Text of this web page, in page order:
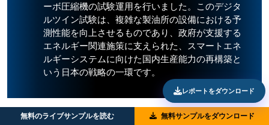
ーボ圧縮機の試験運用を行いました。このデジタ
ルツイン試験は、複雑な製油所の設備における予
測性能を向上させるものであり、政府が支援する
エネルギー関連施策に支えられた、スマートエネ
ルギーシステムに向けた国内生産能力の再構築と
いう日本の戦略の一環です。
無料のライブサンプルを読む 無料サンプルをダウンロード
レポートをダウンロード